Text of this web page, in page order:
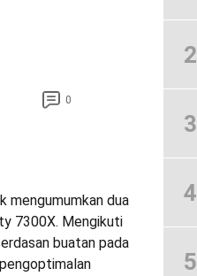
0
mengumumkan dua
7300X. Mengikuti
buatan pada
2
3
4
5